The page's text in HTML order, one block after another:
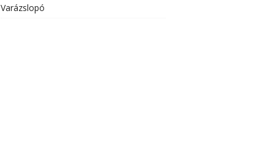
Varázslopó